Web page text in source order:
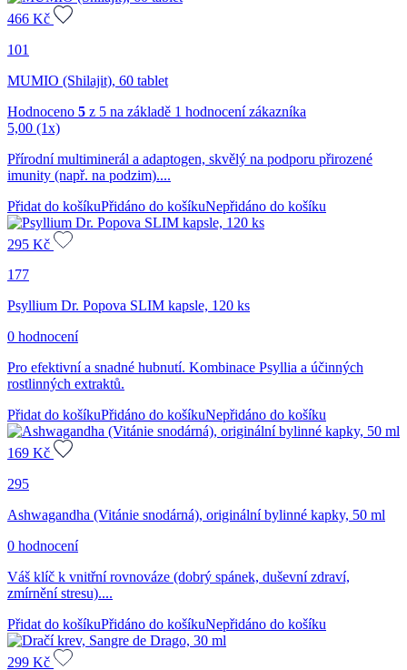
466 Kč
101
MUMIO (Shilajit), 60 tablet
Hodnoceno 5 z 5 na základě 1 hodnocení zákazníka
5,00 (1x)
Přírodní multiminerál a adaptogen, skvělý na podporu přirozené
imunity (např. na podzim)....
Přidat do košíkuPřidáno do košíkuNepřidáno do košíku
295 Kč
177
Psyllium Dr. Popova SLIM kapsle, 120 ks
0 hodnocení
Pro efektivní a snadné hubnutí. Kombinace Psyllia a účinných
rostlinných extraktů.
Přidat do košíkuPřidáno do košíkuNepřidáno do košíku
169 Kč
295
Ashwagandha (Vitánie snodárná), originální bylinné kapky, 50 ml
0 hodnocení
Váš klíč k vnitřní rovnováze (dobrý spánek, duševní zdraví,
zmírnění stresu)....
Přidat do košíkuPřidáno do košíkuNepřidáno do košíku
299 Kč